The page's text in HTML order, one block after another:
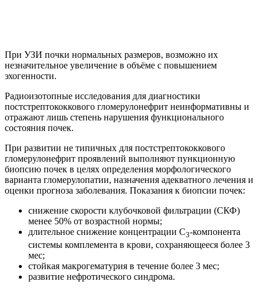
При УЗИ почки нормальных размеров, возможно их
незначительное увеличение в объёме с повышением
эхогенности.
Радиоизотопные исследования для диагностики
постстрептококкового гломерулонефрит неинформативны и
отражают лишь степень нарушения функционального
состояния почек.
При развитии не типичных для постстрептококкового
гломерулонефрит проявлений выполняют пункционную
биопсию почек в целях определения морфологического
варианта гломерулопатии, назначения адекватного лечения и
оценки прогноза заболевания. Показания к биопсии почек:
снижение скорости клубочковой фильтрации (СКФ)
менее 50% от возрастной нормы;
длительное снижение концентрации С3-компонента
системы комплемента в крови, сохраняющееся более 3
мес;
стойкая макрогематурия в течение более 3 мес;
развитие нефротического синдрома.